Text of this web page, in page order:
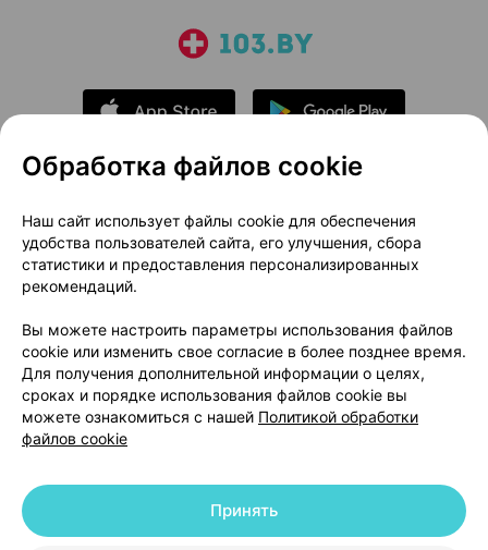
О проекте
Новости проекта
Размещение рекламы
Медицинский маркетинг
Публичный договор
Доставка
Способы оплаты
Вакансии
Партнеры
Написать руководителю 103.by
Написать в поддержку
Персональные настройки Cookie
© 2026 ООО «Артокс Лаб», УНП 191700409 | 220012, Республика Беларусь,
Обработка файлов cookie
Наш сайт использует файлы cookie для обеспечения
удобства пользователей сайта, его улучшения, сбора
статистики и предоставления персонализированных
рекомендаций.
Вы можете настроить параметры использования файлов
cookie или изменить свое согласие в более позднее время.
Для получения дополнительной информации о целях,
сроках и порядке использования файлов cookie вы
можете ознакомиться с нашей Политикой обработки
файлов cookie
Принять